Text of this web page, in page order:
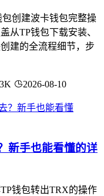
创建波卡钱包完整操
从TP钱包下载安装、
建的全流程细节，步
2026-08-10
新手也能看懂的详
钱包转出TRX的操作